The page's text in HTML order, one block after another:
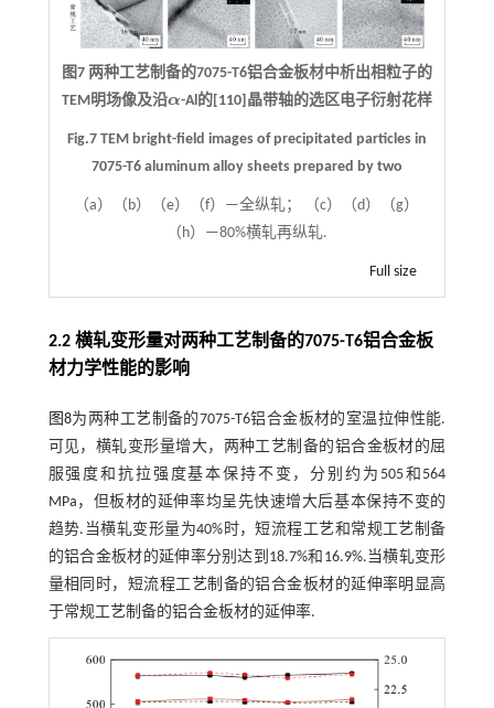
图7 两种工艺制备的7075-T6铝合金板材中析出相粒子的
TEM明场像及沿α
α -Al的[110]晶带轴的选区电子衍射花样
Fig.7 TEM bright-field images of precipitated particles in
7075-T6 aluminum alloy sheets prepared by two
（a）（b）（e）（f）—全纵轧； （c）（d）（g）
（h）—80%横轧再纵轧.
Full size
2.2 横轧变形量对两种工艺制备的7075-T6铝合金板
材力学性能的影响
图8为两种工艺制备的7075-T6铝合金板材的室温拉伸性能.
可见，横轧变形量增大，两种工艺制备的铝合金板材的屈
服强度和抗拉强度基本保持不变，分别约为505和564
MPa，但板材的延伸率均呈先快速增大后基本保持不变的
趋势.当横轧变形量为40%时，短流程工艺和常规工艺制备
的铝合金板材的延伸率分别达到18.7%和16.9%.当横轧变形
量相同时，短流程工艺制备的铝合金板材的延伸率明显高
于常规工艺制备的铝合金板材的延伸率.